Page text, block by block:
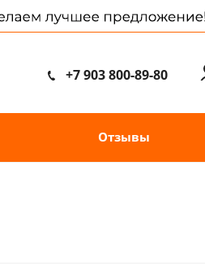
+7 903 800-89-80
Отзывы